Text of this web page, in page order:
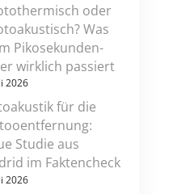
oder
Was
Pikosekunden-
wirklich passiert
2026
für die
Studie aus
im Faktencheck
2026